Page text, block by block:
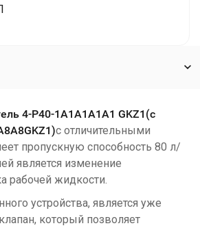
4-Р40-1А1А1А1А1 GKZ1(с
с отличительными
пропускную способность 80 л/
является изменение
рабочей жидкости.
устройства, является уже
который позволяет